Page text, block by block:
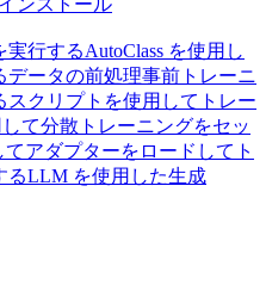
実行するAutoClass を使用し
データの前処理事前トレーニ
スクリプトを使用してトレー
して分散トレーニングをセッ
てアダプターをロードしてト
るLLM を使用した生成